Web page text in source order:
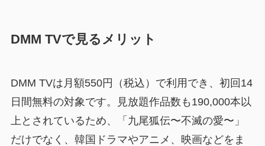
DMM TVで見るメリット
DMM TVは月額550円（税込）で利用でき、初回14
日間無料の対象です。見放題作品数も190,000本以
上とされているため、「九尾狐伝〜不滅の愛〜」
だけでなく、韓国ドラマやアニメ、映画などをま